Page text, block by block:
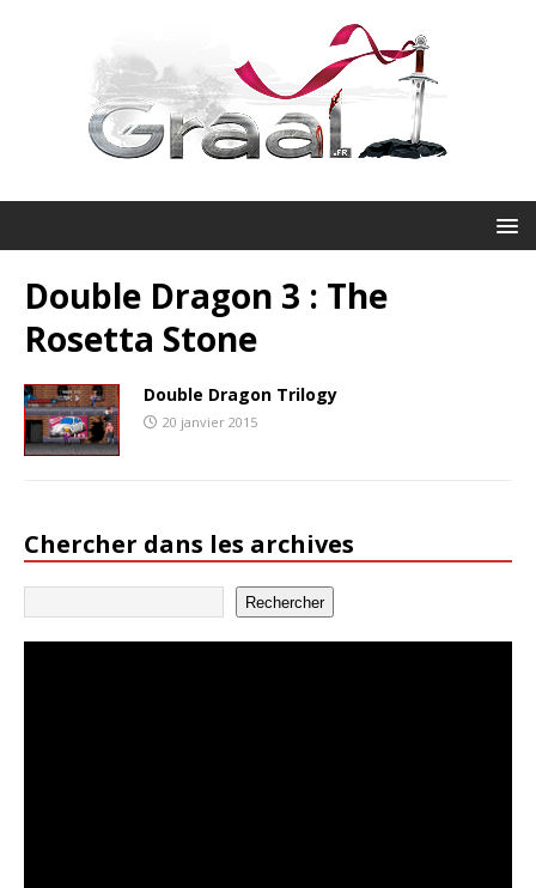
Double Dragon 3 : The
Rosetta Stone
Double Dragon Trilogy
20 janvier 2015
Chercher dans les archives
Rechercher